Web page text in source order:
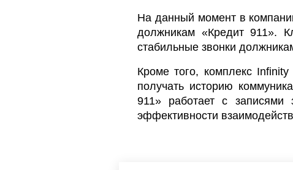
На данный момент в
должникам «Кредит 911».
стабильные звонки
Кроме того, комплекс
получать историю
911» работает с
эффективности